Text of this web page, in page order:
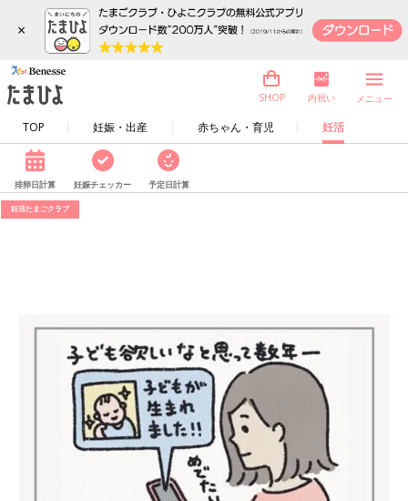
×
TOP 妊娠・出産 赤ちゃん・育児 妊活
SHOP 内祝い メニュー
排卵日計算 妊娠チェッカー 予定日計算
妊活たまごクラブ